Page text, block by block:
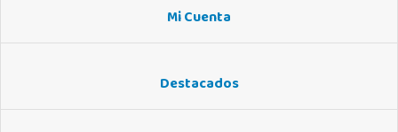
Mi Cuenta
Destacados